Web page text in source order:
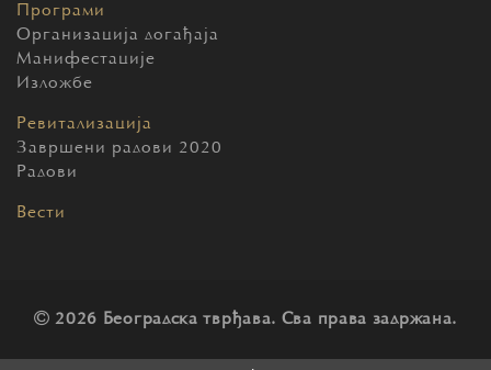
Програми
Организација догађаја
Манифестације
Изложбе
Ревитализација
Завршени радови 2020
Радови
Вести
2026 Београдска тврђава. Сва права задржана.